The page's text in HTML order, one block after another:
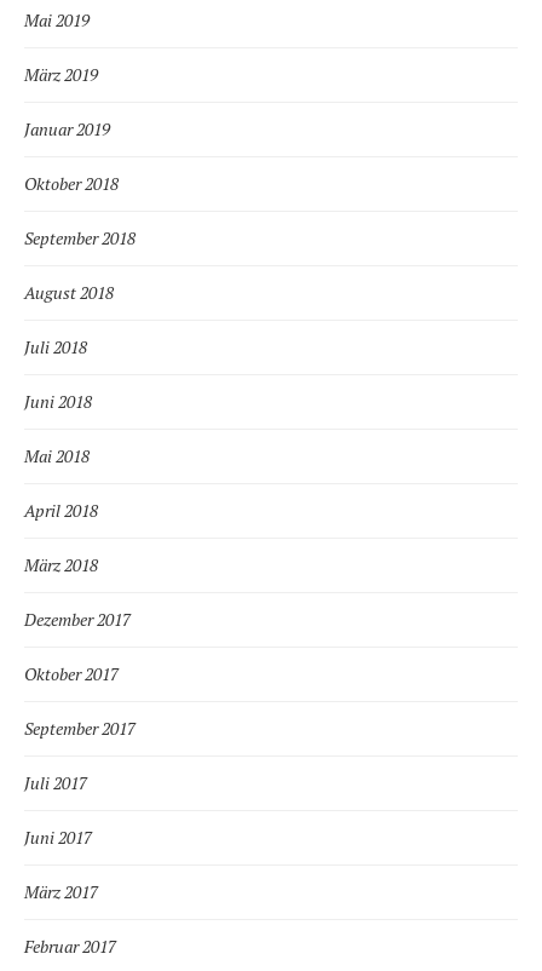
Mai 2019
März 2019
Januar 2019
Oktober 2018
September 2018
August 2018
Juli 2018
Juni 2018
Mai 2018
April 2018
März 2018
Dezember 2017
Oktober 2017
September 2017
Juli 2017
Juni 2017
März 2017
Februar 2017